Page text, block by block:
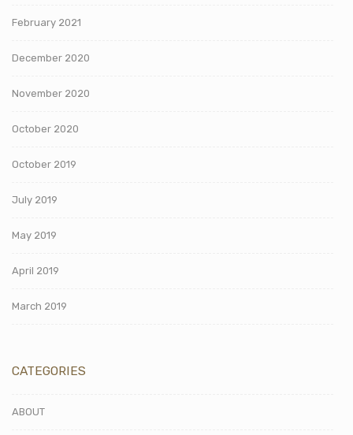
February 2021
December 2020
November 2020
October 2020
October 2019
July 2019
May 2019
April 2019
March 2019
CATEGORIES
ABOUT